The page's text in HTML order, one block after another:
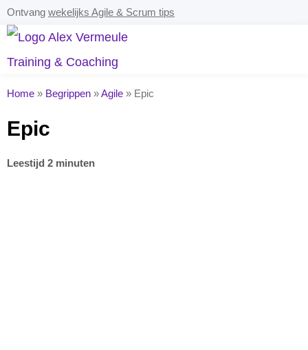
Ontvang wekelijks Agile & Scrum tips
Home » Begrippen »Agile » Epic
Epic
Leestijd 2 minuten